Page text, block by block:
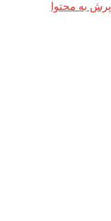
پرش به محتوا